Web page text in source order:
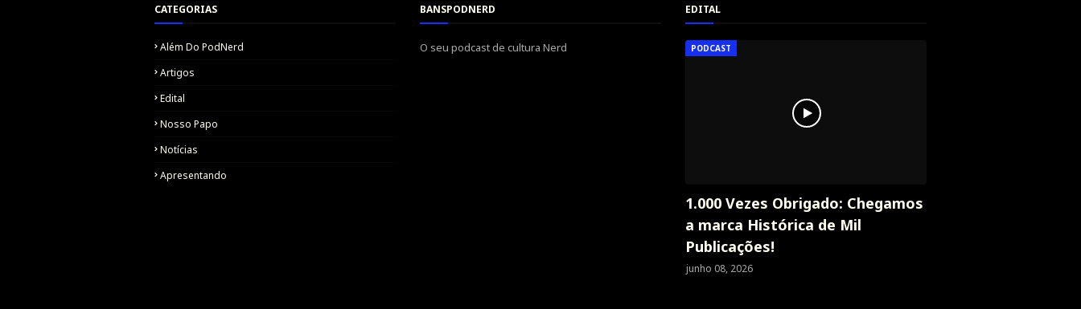
CATEGORIAS
Além Do PodNerd
Artigos
Edital
Nosso Papo
Notícias
Apresentando
BANSPODNERD
O seu podcast de cultura Nerd
EDITAL
PODCAST
1.000 Vezes Obrigado: Chegamos
a marca Histórica de Mil
Publicações!
junho 08, 2026